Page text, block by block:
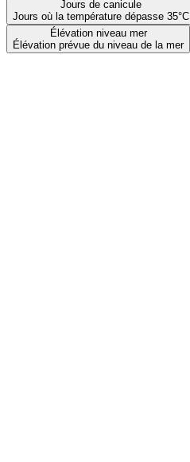
Jours de canicule
Jours où la température dépasse 35°C
Élévation niveau mer
Élévation prévue du niveau de la mer